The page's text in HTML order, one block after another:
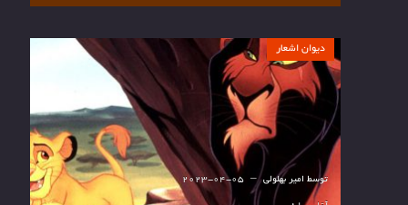
دیوان اشعار
توسط امیر بهلولی 2023-04-05